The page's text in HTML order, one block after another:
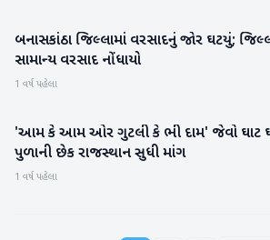
બનાસકાંઠા
બનાસકાંઠા જિલ્લામાં વરસાદનું જોર ઘટયું;
સામાન્ય વરસાદ નોંધાયો
1 વર્ષ પહેલા
બનાસકાંઠા
'આમ કે આમ ઓર ગુટલી કે ભી દામ' જેવો ઘાટ
પુળાની છેક રાજસ્થાન સુધી માંગ
1 વર્ષ પહેલા